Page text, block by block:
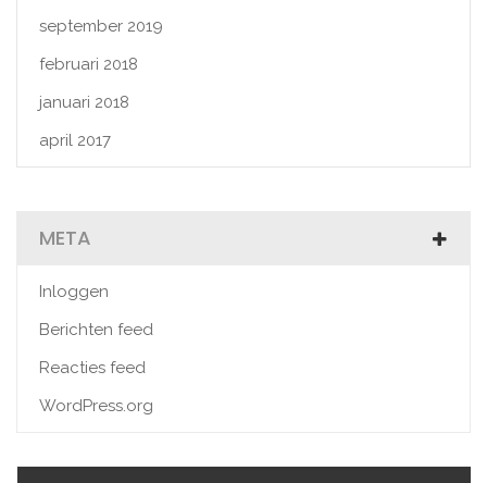
september 2019
februari 2018
januari 2018
april 2017
META
Inloggen
Berichten feed
Reacties feed
WordPress.org